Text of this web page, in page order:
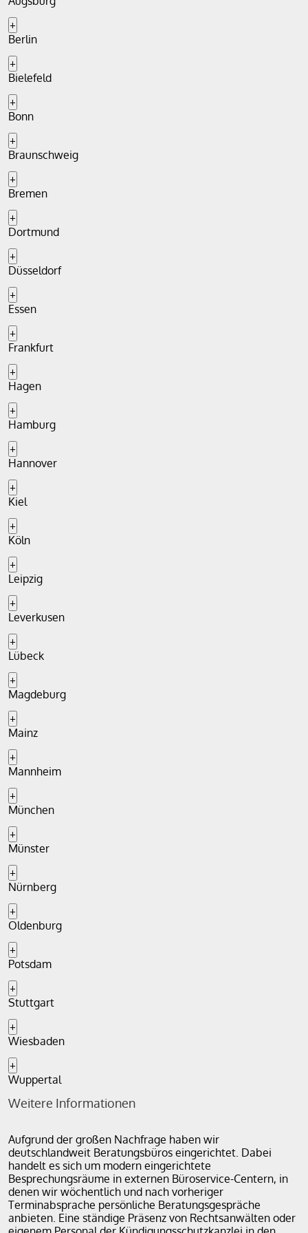
+
Berlin
+
Bielefeld
+
Bonn
+
Braunschweig
+
Bremen
+
Dortmund
+
Düsseldorf
+
Essen
+
Frankfurt
+
Hagen
+
Hamburg
+
Hannover
+
Kiel
+
Köln
+
Leipzig
+
Leverkusen
+
Lübeck
+
Magdeburg
+
Mainz
+
Mannheim
+
München
+
Münster
+
Nürnberg
+
Oldenburg
+
Potsdam
+
Stuttgart
+
Wiesbaden
+
Wuppertal
Weitere Informationen
Aufgrund der großen Nachfrage haben wir
deutschlandweit Beratungsbüros eingerichtet. Dabei
handelt es sich um modern eingerichtete
Besprechungsräume in externen Büroservice-Centern, in
denen wir wöchentlich und nach vorheriger
Terminabsprache persönliche Beratungsgespräche
anbieten. Eine ständige Präsenz von Rechtsanwälten oder